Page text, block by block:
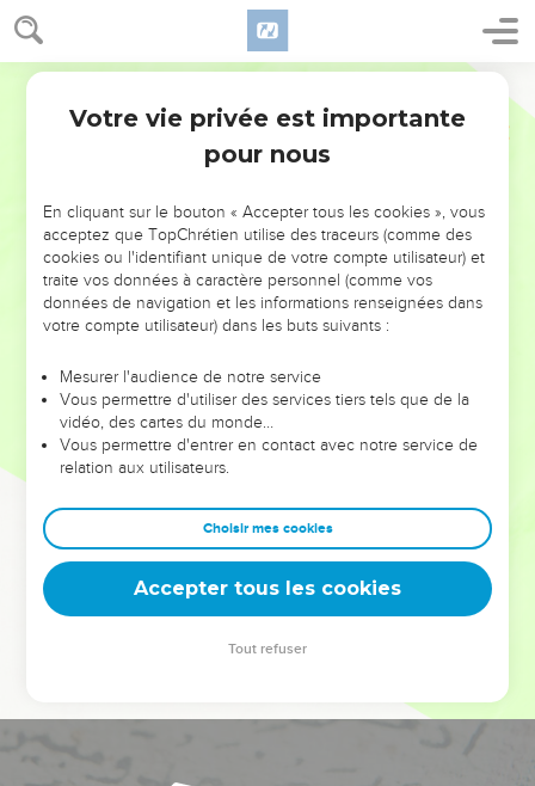
NE MANQUEZ PAS L’ÉVÉNEMENT
DE L’ANNÉE !
ET SI LEURS ERREURS POUVAIENT VOUS ÉVITER LES
VOTRES ?
leur foi ou leur vision. Mais on voit moins les doutes, les erreurs
et les saisons difficiles qu'ils ont traversés, alors même que ce
sont elles qui les ont façonnés.
Dans cette conférence, leaders, entrepreneurs, et responsables
clés pour avancer avec plus de sagesse afin que leurs erreurs
deviennent vos tremplins. Que vous guidiez un ministère, une
équipe, un groupe ou une famille, leur expérience est faite
Votre vie privée est importante
pour nous
En cliquant sur le bouton « Accepter tous les cookies », vous
acceptez que TopChrétien utilise des traceurs (comme des
cookies ou l'identifiant unique de votre compte utilisateur) et
traite vos données à caractère personnel (comme vos
données de navigation et les informations renseignées dans
votre compte utilisateur) dans les buts suivants :
Mesurer l'audience de notre service
Vous permettre d'utiliser des services tiers tels que de la
vidéo, des cartes du monde…
Vous permettre d'entrer en contact avec notre service de
relation aux utilisateurs.
Choisir mes cookies
Accepter tous les cookies
Tout refuser